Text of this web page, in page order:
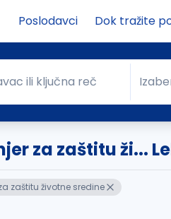
Poslodavci Dok tražite
ili ključna reč
ili ključna reč Grad
za zaštitu ži...
zaštitu životne sredine